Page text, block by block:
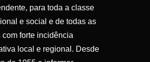
para toda a classe
e social e de todas as
com forte incidência
local e regional. Desde